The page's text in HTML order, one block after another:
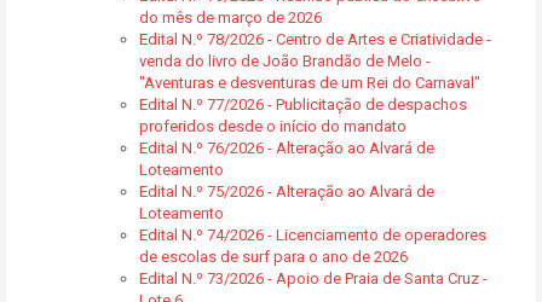
do mês de março de 2026
Edital N.º 78/2026 - Centro de Artes e Criatividade -
venda do livro de João Brandão de Melo -
"Aventuras e desventuras de um Rei do Carnaval"
Edital N.º 77/2026 - Publicitação de despachos
proferidos desde o início do mandato
Edital N.º 76/2026 - Alteração ao Alvará de
Loteamento
Edital N.º 75/2026 - Alteração ao Alvará de
Loteamento
Edital N.º 74/2026 - Licenciamento de operadores
de escolas de surf para o ano de 2026
Edital N.º 73/2026 - Apoio de Praia de Santa Cruz -